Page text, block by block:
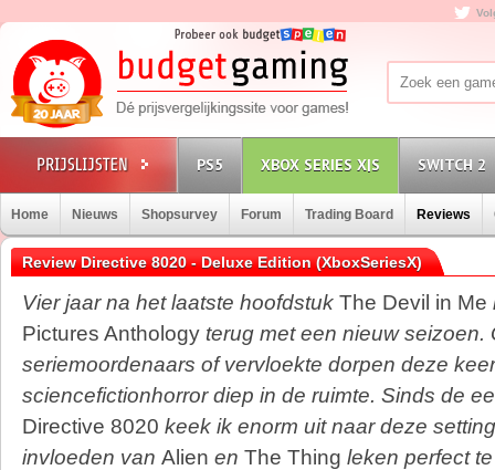
PS5 XBOX SERIES X|S SWITCH 2
Home Nieuws Shopsurvey Forum Trading Board Reviews
Review Directive 8020 - Deluxe Edition (XboxSeriesX)
Vier jaar na het laatste hoofdstuk The Devil in Me
Pictures Anthology terug met een nieuw seizoen.
seriemoordenaars of vervloekte dorpen deze
sciencefictionhorror diep in de ruimte. Sinds de
Directive 8020 keek ik enorm uit naar deze
invloeden van Alien en The Thing leken perfect